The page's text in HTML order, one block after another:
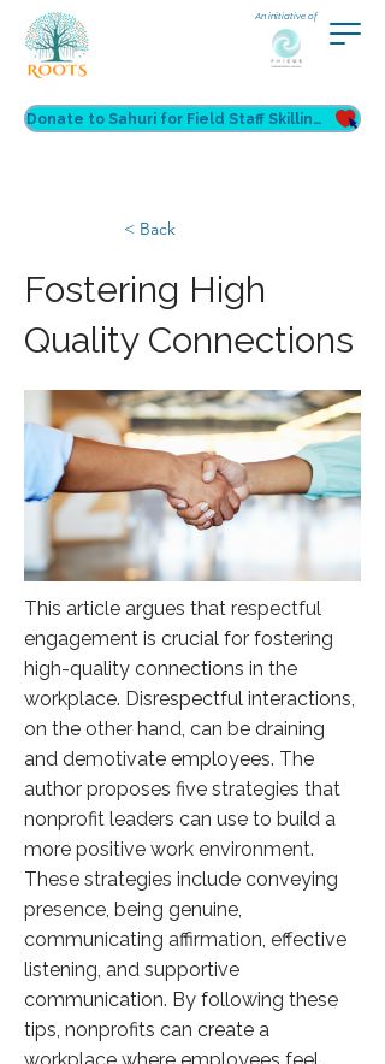
An initiative of
Donate to Sahuri for Field Staff Skilling
< Back
Fostering High
Quality Connections
This article argues that respectful
engagement is crucial for fostering
high-quality connections in the
workplace. Disrespectful interactions,
on the other hand, can be draining
and demotivate employees. The
author proposes five strategies that
nonprofit leaders can use to build a
more positive work environment.
These strategies include conveying
presence, being genuine,
communicating affirmation, effective
listening, and supportive
communication. By following these
tips, nonprofits can create a